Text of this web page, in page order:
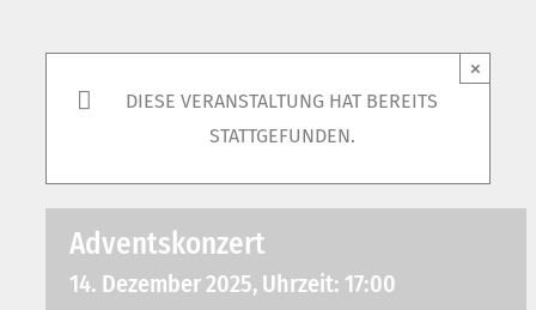
DIESE VERANSTALTUNG HAT BEREITS
STATTGEFUNDEN.
×
Adventskonzert
14. Dezember 2025, Uhrzeit: 17:00